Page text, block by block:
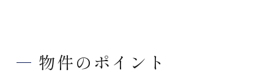
物件のポイント